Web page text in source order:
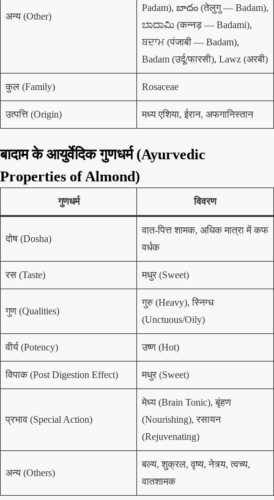
अन्य (Other)
Padam), బాదం (तेलुगु — Badam),
ಬಾದಾಮಿ (कन्नड़ — Badami),
ਬਦਾਮ (पंजाबी — Badam),
Badam (उर्दू/फारसी), Lawz (अरबी)
कुल (Family) Rosaceae
उत्पत्ति (Origin) मध्य एशिया, ईरान, अफगानिस्तान
बादाम के आयुर्वेदिक गुणधर्म (Ayurvedic
Properties of Almond)
गुणधर्म विवरण
दोष (Dosha)
वात-पित्त शामक, अधिक मात्रा में कफ
वर्धक
रस (Taste) मधुर (Sweet)
गुण (Qualities)
गुरु (Heavy), स्निग्ध
(Unctuous/Oily)
वीर्य (Potency) उष्ण (Hot)
विपाक (Post Digestion Effect) मधुर (Sweet)
प्रभाव (Special Action)
मेध्य (Brain Tonic), बृंहण
(Nourishing), रसायन
(Rejuvenating)
अन्य (Others)
बल्य, शुक्रल, वृष्य, नेत्र्य, त्वच्य,
वातशामक